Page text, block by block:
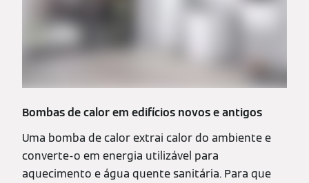
Bombas de calor em edifícios novos e antigos
Uma bomba de calor extrai calor do ambiente e
converte-o em energia utilizável para
aquecimento e água quente sanitária. Para que